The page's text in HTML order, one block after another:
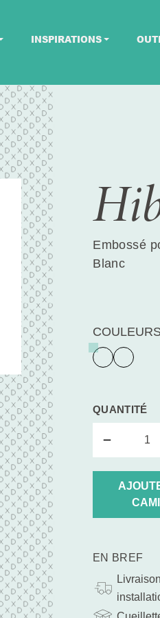
INSPIRATIONS
Embossé
Blanc
QUANTITÉ
EN BREF